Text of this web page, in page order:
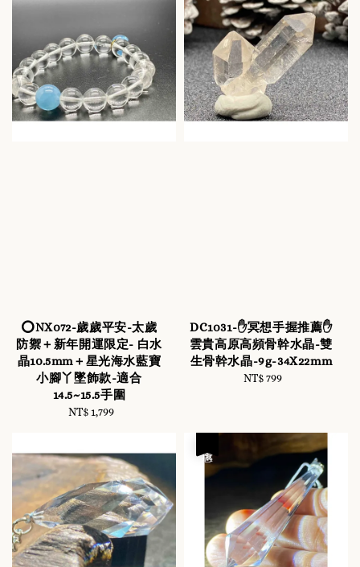
⭕️NX072-歲歲平安-太歲
防禦＋新年開運限定- 白水
晶10.5mm＋星光海水藍寶
小腳丫墜飾款-適合
14.5~15.5手圍
Regular
NT$ 1,799
DC1031-✋冥想手握推薦✋
雲貴高原高頻骨幹水晶-雙
生骨幹水晶-9g-34X22mm
Regular
NT$ 799